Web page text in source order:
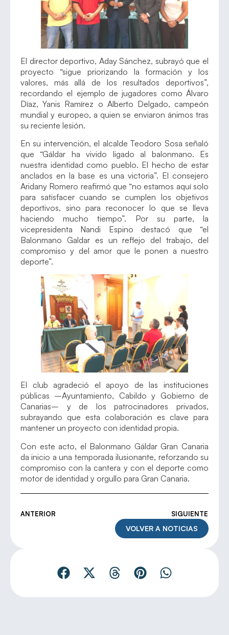
El director deportivo, Aday Sánchez, subrayó que el
proyecto “sigue priorizando la formación y los
valores, más allá de los resultados deportivos”,
recordando el ejemplo de jugadores como Álvaro
Díaz, Yanis Ramírez o Alberto Delgado, campeón
mundial y europeo, a quien se enviaron ánimos tras
su reciente lesión.
En su intervención, el alcalde Teodoro Sosa señaló
que “Gáldar ha vivido ligado al balonmano. Es
nuestra identidad como pueblo. El hecho de estar
anclados en la base es una victoria”. El consejero
Aridany Romero reafirmó que “no estamos aquí solo
para satisfacer cuando se cumplen los objetivos
deportivos, sino para reconocer lo que se lleva
haciendo mucho tiempo”. Por su parte, la
vicepresidenta Nandi Espino destacó que “el
Balonmano Galdar es un reflejo del trabajo, del
compromiso y del amor que le ponen a nuestro
deporte”.
El club agradeció el apoyo de las instituciones
públicas –Ayuntamiento, Cabildo y Gobierno de
Canarias– y de los patrocinadores privados,
subrayando que esta colaboración es clave para
mantener un proyecto con identidad propia.
Con este acto, el Balonmano Gáldar Gran Canaria
da inicio a una temporada ilusionante, reforzando su
compromiso con la cantera y con el deporte como
motor de identidad y orgullo para Gran Canaria.
ANTERIOR SIGUIENTE
VOLVER A NOTICIAS